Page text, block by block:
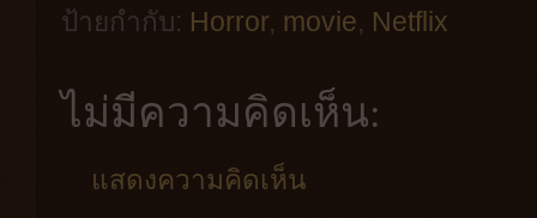
ป้ายกำกับ: Horror, movie, Netflix
ไม่มีความคิดเห็น:
แสดงความคิดเห็น